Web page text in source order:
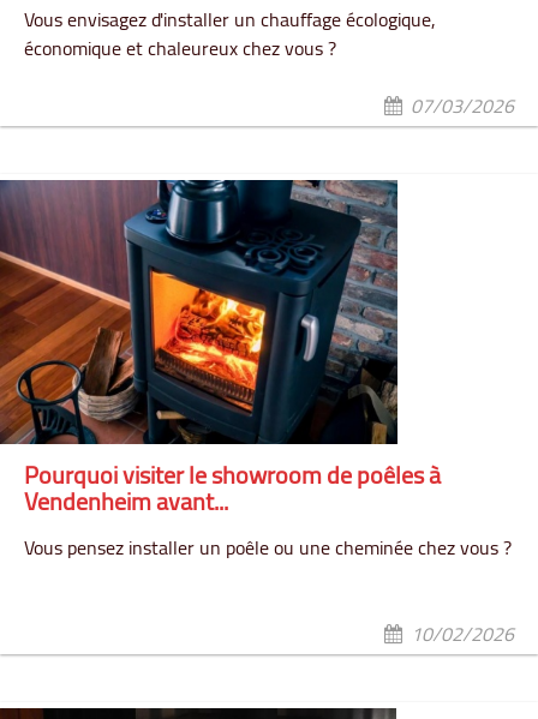
Vous envisagez d'installer un chauffage écologique,
économique et chaleureux chez vous ?
07/03/2026
Pourquoi visiter le showroom de poêles à
Vendenheim avant...
Vous pensez installer un poêle ou une cheminée chez vous ?
10/02/2026